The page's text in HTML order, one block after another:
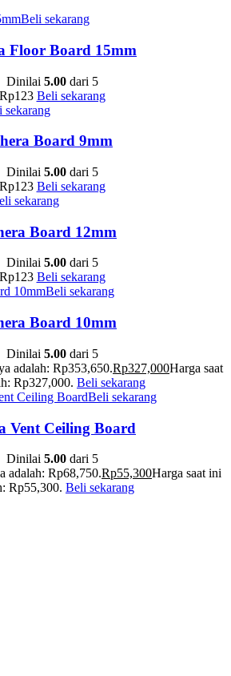
Beli sekarang
Floor Board 15mm
Dinilai 5.00dari 5
Rp123 Beli sekarang
sekarang
Board 9mm
Dinilai 5.00dari 5
Rp123 Beli sekarang
sekarang
Board 12mm
Dinilai 5.00dari 5
Rp123 Beli sekarang
Beli sekarang
Board 10mm
Dinilai 5.00dari 5
adalah: Rp353,650.Rp327,000Harga saat
Rp327,000. Beli sekarang
Beli sekarang
Vent Ceiling Board
Dinilai 5.00dari 5
adalah: Rp68,750.Rp55,300Harga saat ini
Rp55,300. Beli sekarang